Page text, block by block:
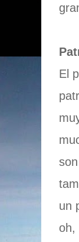
El
un
oh,